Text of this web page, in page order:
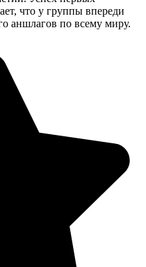
что у группы впереди
аншлагов по всему миру.